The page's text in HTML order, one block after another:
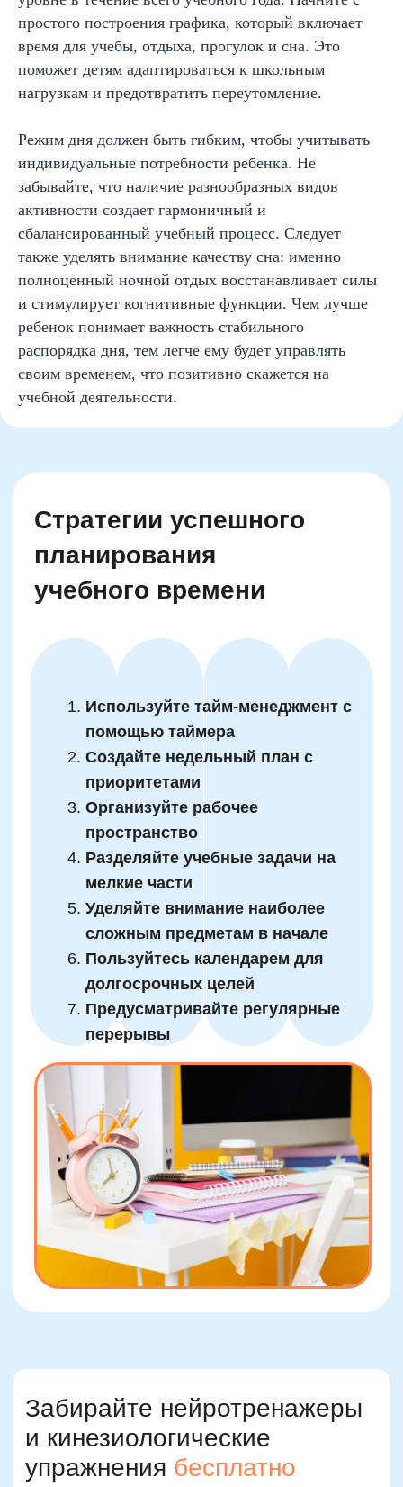
простого построения графика, который включает
время для учебы, отдыха, прогулок и сна. Это
поможет детям адаптироваться к школьным
нагрузкам и предотвратить переутомление.
Режим дня должен быть гибким, чтобы учитывать
индивидуальные потребности ребенка. Не
забывайте, что наличие разнообразных видов
активности создает гармоничный и
сбалансированный учебный процесс. Следует
также уделять внимание качеству сна: именно
полноценный ночной отдых восстанавливает силы
и стимулирует когнитивные функции. Чем лучше
ребенок понимает важность стабильного
распорядка дня, тем легче ему будет управлять
своим временем, что позитивно скажется на
учебной деятельности.
Забирайте нейротренажеры
и кинезиологические
упражнениябесплатно
Получить полезные материалы
Поддерживайте инициативу и
креативность
Организуйте регулярные
домашние мозговые штурмы
Слушайте и обсуждайте идеи
Стимулируйте интерес ребенка к
Рассматривайте проблемы как
задачи
Применяйте игровые элементы к
учебе
облегчения учебного
процесса